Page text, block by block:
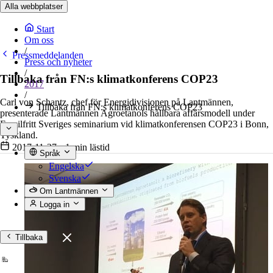
Alla webbplatser
Start
Om oss
/
Press och nyheter
/
2017
/
Tillbaka från FN:s klimatkonferens COP23
Språk
Engelska
Svenska
Om Lantmännen
Logga in
Tillbaka
Pressmeddelanden
Tillbaka från FN:s klimatkonferens COP23
Carl von Schantz, chef för Energidivisionen på Lantmännen,
presenterade Lantmännen Agroetanols hållbara affärsmodell under
Fossilfritt Sveriges seminarium vid klimatkonferensen COP23 i Bonn,
Tyskland.
2017-11-27• 1 min lästid